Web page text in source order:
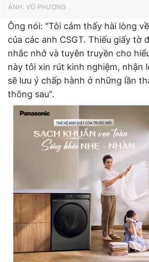
ẢNH: VŨ PHƯỢNG
Ông nói: "Tôi cảm thấy hài lòng
của các anh CSGT. Thiếu giấy tờ
nhắc nhở và tuyên truyền cho
này tôi xin rút kinh nghiệm, nhận
sẽ lưu ý chấp hành ở những lần
thông sau".